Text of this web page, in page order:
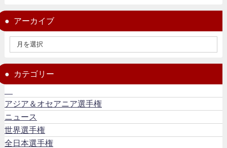
アーカイブ
カテゴリー
アジア＆オセアニア選手権
ニュース
世界選手権
全日本選手権